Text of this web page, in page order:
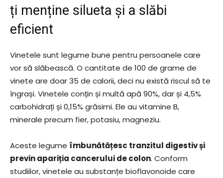
ți menține silueta și a slăbi
eficient
Vinetele sunt legume bune pentru persoanele care
vor să slăbească. O cantitate de 100 de grame de
vinete are doar 35 de calorii, deci nu există riscul să te
îngrași. Vinetele conțin și multă apă 90%, dar și 4,5%
carbohidrați și 0,15% grăsimi. Ele au vitamine B,
minerale precum fier, potasiu, magneziu.
Aceste legume îmbunătățesc tranzitul digestiv și
previn apariția cancerului de colon. Conform
studiilor, vinetele au substanțe bioflavonoide care